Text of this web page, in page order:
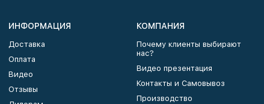
ИНФОРМАЦИЯ
Доставка
Оплата
Видео
Отзывы
КОМПАНИЯ
Почему клиенты выбирают
нас?
Видео презентация
Контакты и Самовывоз
Производство